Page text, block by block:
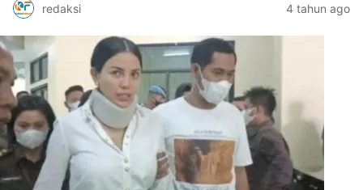
redaksi 4 tahun ago